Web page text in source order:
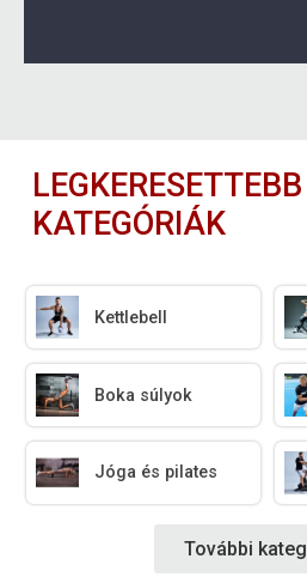
LEGKERESETTEBB
KATEGÓRIÁK
Kettlebell
Boka súlyok
Jóga és pilates
További